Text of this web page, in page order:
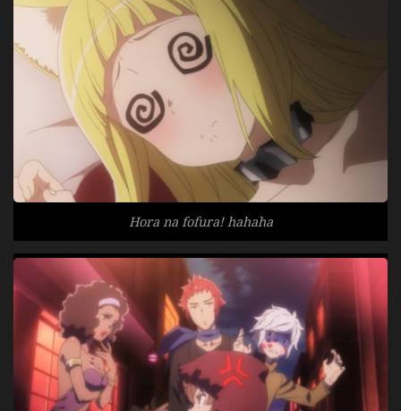
Hora na fofura! hahaha